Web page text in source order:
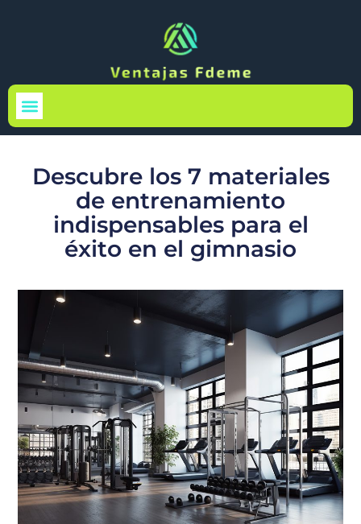
Descubre los 7 materiales
de entrenamiento
indispensables para el
éxito en el gimnasio